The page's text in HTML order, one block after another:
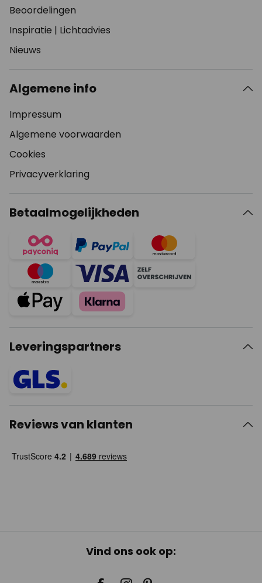
Beoordelingen
Inspiratie | Lichtadvies
Nieuws
Algemene info
Impressum
Algemene voorwaarden
Cookies
Privacyverklaring
Betaalmogelijkheden
Leveringspartners
Reviews van klanten
Vind ons ook op: